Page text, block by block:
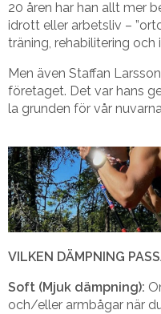
20 åren har han allt mer
idrott eller arbetsliv –
träning, rehabilitering och
Men även Staffan
företaget. Det var hans
la grunden för vår
VILKEN DÄMPNING
Soft (Mjuk dämpning):
och/eller armbågar när